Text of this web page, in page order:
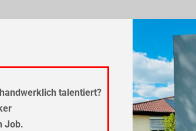
talentiert?
Job.